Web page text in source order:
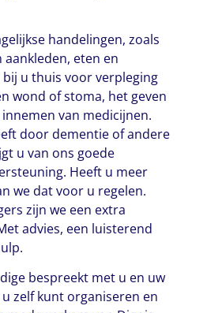
handelingen, zoals
aankleden, eten en
u thuis voor verpleging
wond of stoma, het geven
innemen van medicijnen.
door dementie of andere
u van ons goede
Heeft u meer
we dat voor u regelen.
zijn we een extra
advies, een luisterend
bespreekt met u en uw
zelf kunt organiseren en